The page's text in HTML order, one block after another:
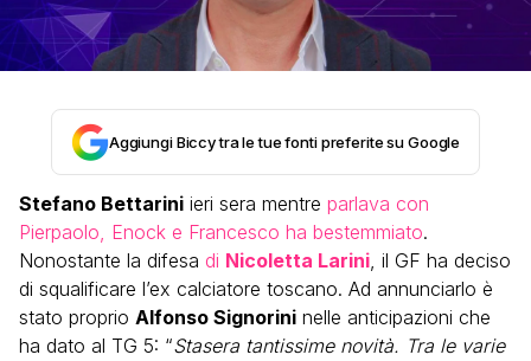
Aggiungi Biccy tra le tue fonti preferite su Google
Stefano Bettarini ieri sera mentre parlava con
Pierpaolo, Enock e Francesco ha bestemmiato.
Nonostante la difesa di Nicoletta Larini, il GF ha deciso
di squalificare l’ex calciatore toscano. Ad annunciarlo è
stato proprio Alfonso Signorini nelle anticipazioni che
ha dato al TG 5: “Stasera tantissime novità. Tra le varie